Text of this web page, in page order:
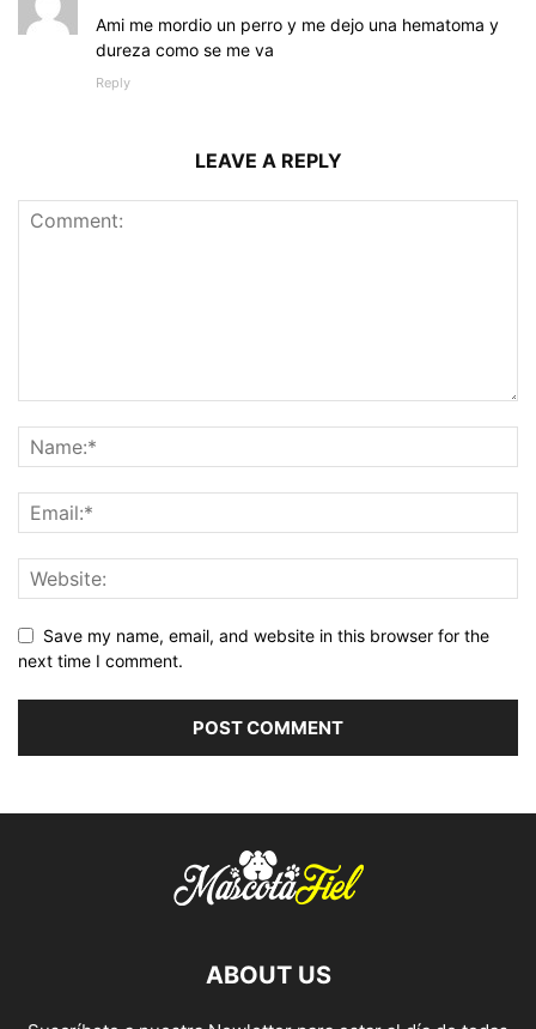
Ami me mordio un perro y me dejo una hematoma y
dureza como se me va
Reply
LEAVE A REPLY
Save my name, email, and website in this browser for the
next time I comment.
ABOUT US